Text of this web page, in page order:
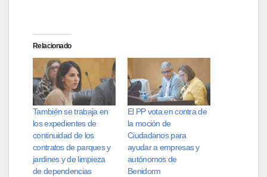
Relacionado
También se trabaja en
los expedientes de
continuidad de los
contratos de parques y
jardines y de limpieza
de dependencias
El PP vota en contra de
la moción de
Ciudadanos para
ayudar a empresas y
autónomos de
Benidorm